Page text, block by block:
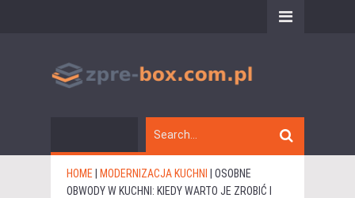
HOME MODERNIZACJA KUCHNI
OSOBNE
OBWODY W KUCHNI: KIEDY WARTO JE ZROBIĆ I